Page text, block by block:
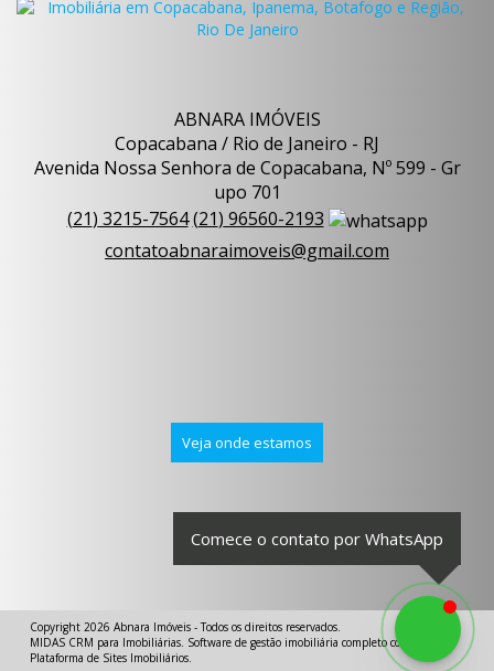
ABNARA IMÓVEIS
Copacabana / Rio de Janeiro - RJ
Avenida Nossa Senhora de Copacabana, Nº 599 - Gr
upo 701
(21) 3215-7564 (21) 96560-2193
contatoabnaraimoveis@gmail.com
Veja onde estamos
Comece o contato por WhatsApp
Copyright 2026 Abnara Imóveis - Todos os direitos reservados.
MIDAS CRM para Imobiliárias. Software de gestão imobiliária completo com IA
Plataforma de Sites Imobiliários.